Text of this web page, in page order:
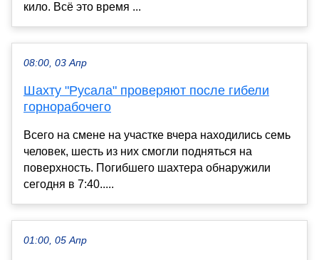
кило. Всё это время ...
08:00, 03 Апр
Шахту "Русала" проверяют после гибели
горнорабочего
Всего на смене на участке вчера находились семь
человек, шесть из них смогли подняться на
поверхность. Погибшего шахтера обнаружили
сегодня в 7:40.....
01:00, 05 Апр